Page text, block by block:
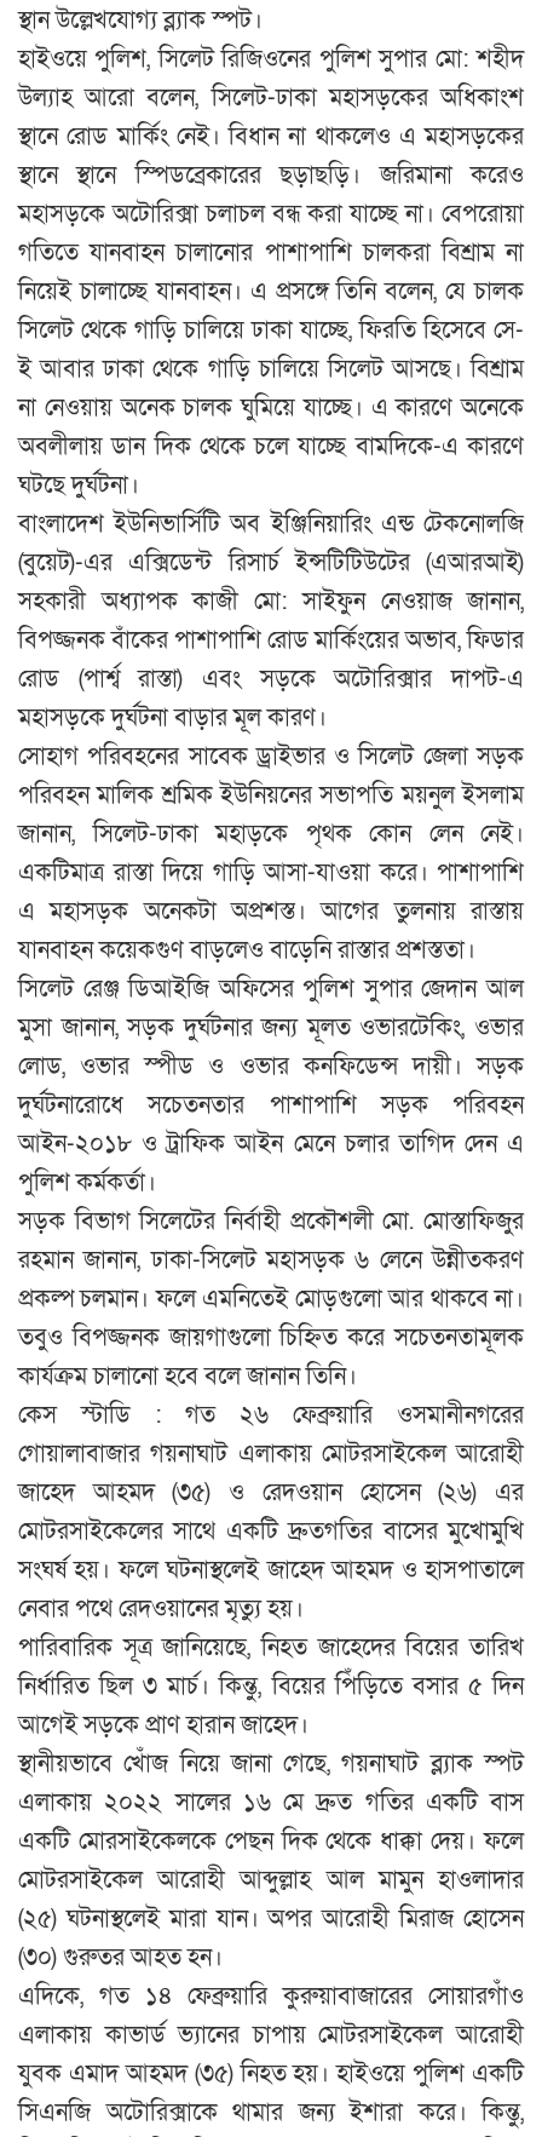
স্থান উল্লেখযোগ্য ব্ল্যাক স্পট।
হাইওয়ে পুলিশ, সিলেট রিজিওনের পুলিশ সুপার মো: শহীদ
উল্যাহ আরো বলেন, সিলেট-ঢাকা মহাসড়কের অধিকাংশ
স্থানে রোড মার্কিং নেই। বিধান না থাকলেও এ মহাসড়কের
স্থানে স্থানে স্পিডব্রেকারের ছড়াছড়ি। জরিমানা করেও
মহাসড়কে অটোরিক্সা চলাচল বন্ধ করা যাচ্ছে না। বেপরোয়া
গতিতে যানবাহন চালানোর পাশাপাশি চালকরা বিশ্রাম না
নিয়েই চালাচ্ছে যানবাহন। এ প্রসঙ্গে তিনি বলেন, যে চালক
সিলেট থেকে গাড়ি চালিয়ে ঢাকা যাচ্ছে, ফিরতি হিসেবে সে-
ই আবার ঢাকা থেকে গাড়ি চালিয়ে সিলেট আসছে। বিশ্রাম
না নেওয়ায় অনেক চালক ঘুমিয়ে যাচ্ছে। এ কারণে অনেকে
অবলীলায় ডান দিক থেকে চলে যাচ্ছে বামদিকে-এ কারণে
ঘটছে দুর্ঘটনা।
বাংলাদেশ ইউনিভার্সিটি অব ইঞ্জিনিয়ারিং এন্ড টেকনোলজি
(বুয়েট)-এর এক্সিডেন্ট রিসার্চ ইন্সটিটিউটের (এআরআই)
সহকারী অধ্যাপক কাজী মো: সাইফুন নেওয়াজ জানান,
বিপজ্জনক বাঁকের পাশাপাশি রোড মার্কিংয়ের অভাব, ফিডার
রোড (পার্শ্ব রাস্তা) এবং সড়কে অটোরিক্সার দাপট-এ
মহাসড়কে দুর্ঘটনা বাড়ার মূল কারণ।
সোহাগ পরিবহনের সাবেক ড্রাইভার ও সিলেট জেলা সড়ক
পরিবহন মালিক শ্রমিক ইউনিয়নের সভাপতি ময়নুল ইসলাম
জানান, সিলেট-ঢাকা মহাড়কে পৃথক কোন লেন নেই।
একটিমাত্র রাস্তা দিয়ে গাড়ি আসা-যাওয়া করে। পাশাপাশি
এ মহাসড়ক অনেকটা অপ্রশস্ত। আগের তুলনায় রাস্তায়
যানবাহন কয়েকগুণ বাড়লেও বাড়েনি রাস্তার প্রশস্ততা।
সিলেট রেঞ্জ ডিআইজি অফিসের পুলিশ সুপার জেদান আল
মুসা জানান, সড়ক দুর্ঘটনার জন্য মূলত ওভারটেকিং, ওভার
লোড, ওভার স্পীড ও ওভার কনফিডেন্স দায়ী। সড়ক
দুর্ঘটনারোধে সচেতনতার পাশাপাশি সড়ক পরিবহন
আইন-২০১৮ ও ট্রাফিক আইন মেনে চলার তাগিদ দেন এ
পুলিশ কর্মকর্তা।
সড়ক বিভাগ সিলেটের নির্বাহী প্রকৌশলী মো. মোস্তাফিজুর
রহমান জানান, ঢাকা-সিলেট মহাসড়ক ৬ লেনে উন্নীতকরণ
প্রকল্প চলমান। ফলে এমনিতেই মোড়গুলো আর থাকবে না।
তবুও বিপজ্জনক জায়গাগুলো চিহ্নিত করে সচেতনতামূলক
কার্যক্রম চালানো হবে বলে জানান তিনি।
কেস স্টাডি : গত ২৬ ফেব্রুয়ারি ওসমানীনগরের
গোয়ালাবাজার গয়নাঘাট এলাকায় মোটরসাইকেল আরোহী
জাহেদ আহমদ (৩৫) ও রেদওয়ান হোসেন (২৬) এর
মোটরসাইকেলের সাথে একটি দ্রুতগতির বাসের মুখোমুখি
সংঘর্ষ হয়। ফলে ঘটনাস্থলেই জাহেদ আহমদ ও হাসপাতালে
নেবার পথে রেদওয়ানের মৃত্যু হয়।
পারিবারিক সূত্র জানিয়েছে, নিহত জাহেদের বিয়ের তারিখ
নির্ধারিত ছিল ৩ মার্চ। কিন্তু, বিয়ের পিঁড়িতে বসার ৫ দিন
আগেই সড়কে প্রাণ হারান জাহেদ।
স্থানীয়ভাবে খোঁজ নিয়ে জানা গেছে, গয়নাঘাট ব্ল্যাক স্পট
এলাকায় ২০২২ সালের ১৬ মে দ্রুত গতির একটি বাস
একটি মোরসাইকেলকে পেছন দিক থেকে ধাক্কা দেয়। ফলে
মোটরসাইকেল আরোহী আব্দুল্লাহ আল মামুন হাওলাদার
(২৫) ঘটনাস্থলেই মারা যান। অপর আরোহী মিরাজ হোসেন
(৩০) গুরুতর আহত হন।
এদিকে, গত ১৪ ফেব্রুয়ারি কুরুয়াবাজারের সোয়ারগাঁও
এলাকায় কাভার্ড ভ্যানের চাপায় মোটরসাইকেল আরোহী
যুবক এমাদ আহমদ (৩৫) নিহত হয়। হাইওয়ে পুলিশ একটি
সিএনজি অটোরিক্সাকে থামার জন্য ইশারা করে। কিন্তু,